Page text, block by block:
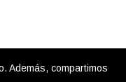
Además, compartimos